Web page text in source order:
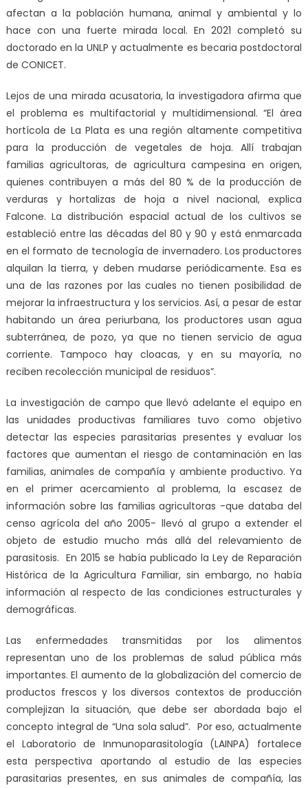
afectan a la población humana, animal y ambiental y lo
hace con una fuerte mirada local. En 2021 completó su
doctorado en la UNLP y actualmente es becaria postdoctoral
de CONICET.
Lejos de una mirada acusatoria, la investigadora afirma que
el problema es multifactorial y multidimensional. “El área
hortícola de La Plata es una región altamente competitiva
para la producción de vegetales de hoja. Allí trabajan
familias agricultoras, de agricultura campesina en origen,
quienes contribuyen a más del 80 % de la producción de
verduras y hortalizas de hoja a nivel nacional, explica
Falcone. La distribución espacial actual de los cultivos se
estableció entre las décadas del 80 y 90 y está enmarcada
en el formato de tecnología de invernadero. Los productores
alquilan la tierra, y deben mudarse periódicamente. Esa es
una de las razones por las cuales no tienen posibilidad de
mejorar la infraestructura y los servicios. Así, a pesar de estar
habitando un área periurbana, los productores usan agua
subterránea, de pozo, ya que no tienen servicio de agua
corriente. Tampoco hay cloacas, y en su mayoría, no
reciben recolección municipal de residuos”.
La investigación de campo que llevó adelante el equipo en
las unidades productivas familiares tuvo como objetivo
detectar las especies parasitarias presentes y evaluar los
factores que aumentan el riesgo de contaminación en las
familias, animales de compañía y ambiente productivo. Ya
en el primer acercamiento al problema, la escasez de
información sobre las familias agricultoras -que databa del
censo agrícola del año 2005- llevó al grupo a extender el
objeto de estudio mucho más allá del relevamiento de
parasitosis. En 2015 se había publicado la Ley de Reparación
Histórica de la Agricultura Familiar, sin embargo, no había
información al respecto de las condiciones estructurales y
demográficas.
Las enfermedades transmitidas por los alimentos
representan uno de los problemas de salud pública más
importantes. El aumento de la globalización del comercio de
productos frescos y los diversos contextos de producción
complejizan la situación, que debe ser abordada bajo el
concepto integral de “Una sola salud”. Por eso, actualmente
el Laboratorio de Inmunoparasitología (LAINPA) fortalece
esta perspectiva aportando al estudio de las especies
parasitarias presentes, en sus animales de compañía, las